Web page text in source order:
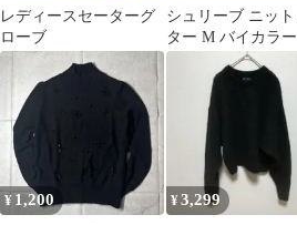
レディースセーターグ
ローブ
シュリーブ ニッ
ター M バイカラ
色 切替 Vネック
¥ 1,200 ¥3,299